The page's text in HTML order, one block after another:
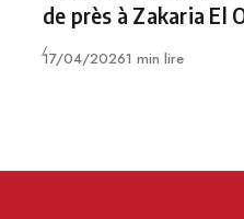
de près à Zakaria El
Publié
17/04/20261 min lire